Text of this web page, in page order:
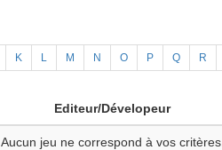
K L M N O P Q R
Editeur/Dévelopeur
Aucun jeu ne correspond à vos critères.